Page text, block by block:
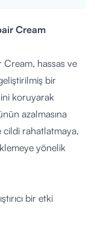
Cream
Cream, hassas ve
bir
koruyarak
azalmasına
cildi rahatlatmaya,
yönelik
bir etki